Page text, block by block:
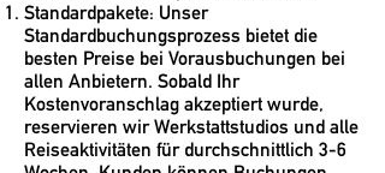
Standardpakete: Unser
Standardbuchungsprozess bietet die
besten Preise bei Vorausbuchungen bei
allen Anbietern. Sobald Ihr
Kostenvoranschlag akzeptiert wurde,
reservieren wir Werkstattstudios und alle
Reiseaktivitäten für durchschnittlich 3-6